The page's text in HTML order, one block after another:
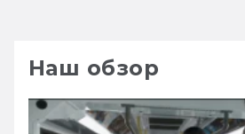
Наш обзор